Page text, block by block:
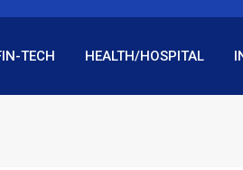
TECH HEALTH/HOSPITAL